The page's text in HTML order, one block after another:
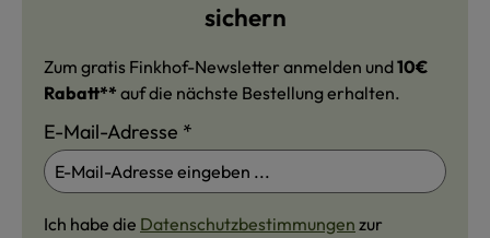
sichern
Zum gratis Finkhof-Newsletter anmelden und10€
Rabatt** auf die nächste Bestellung erhalten.
E-Mail-Adresse *
Ich habe die Datenschutzbestimmungen zur